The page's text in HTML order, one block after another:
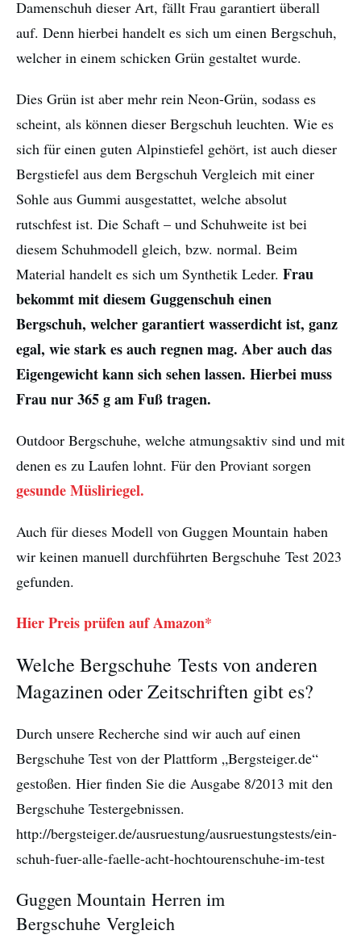
Damenschuh dieser Art, fällt Frau garantiert überall
auf. Denn hierbei handelt es sich um einen Bergschuh,
welcher in einem schicken Grün gestaltet wurde.
Dies Grün ist aber mehr rein Neon-Grün, sodass es
scheint, als können dieser Bergschuh leuchten. Wie es
sich für einen guten Alpinstiefel gehört, ist auch dieser
Bergstiefel aus dem Bergschuh Vergleich mit einer
Sohle aus Gummi ausgestattet, welche absolut
rutschfest ist. Die Schaft – und Schuhweite ist bei
diesem Schuhmodell gleich, bzw. normal. Beim
Material handelt es sich um Synthetik Leder. Frau
bekommt mit diesem Guggenschuh einen
Bergschuh, welcher garantiert wasserdicht ist, ganz
egal, wie stark es auch regnen mag. Aber auch das
Eigengewicht kann sich sehen lassen. Hierbei muss
Frau nur 365 g am Fuß tragen.
Outdoor Bergschuhe, welche atmungsaktiv sind und mit
denen es zu Laufen lohnt. Für den Proviant sorgen
gesunde Müsliriegel.
Auch für dieses Modell von Guggen Mountain haben
wir keinen manuell durchführten Bergschuhe Test 2023
gefunden.
Hier Preis prüfen auf Amazon*
Welche Bergschuhe Tests von anderen
Magazinen oder Zeitschriften gibt es?
Durch unsere Recherche sind wir auch auf einen
Bergschuhe Test von der Plattform „Bergsteiger.de“
gestoßen. Hier finden Sie die Ausgabe 8/2013 mit den
Bergschuhe Testergebnissen.
http://bergsteiger.de/ausruestung/ausruestungstests/ein-
schuh-fuer-alle-faelle-acht-hochtourenschuhe-im-test
Guggen Mountain Herren im
Bergschuhe Vergleich